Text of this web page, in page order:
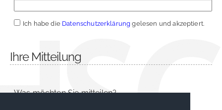
Ich habe die Datenschutzerklärung gelesen und akzeptiert.
Ihre Mitteilung
Was möchten Sie mitteilen?